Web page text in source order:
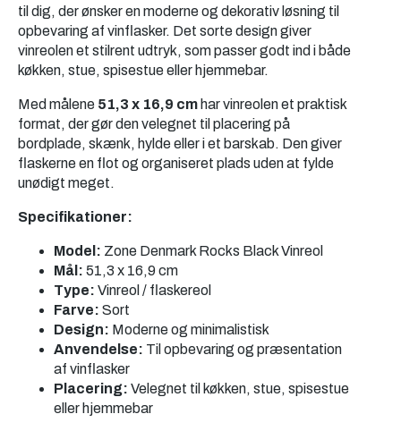
til dig, der ønsker en moderne og dekorativ løsning til
opbevaring af vinflasker. Det sorte design giver
vinreolen et stilrent udtryk, som passer godt ind i både
køkken, stue, spisestue eller hjemmebar.
Med målene 51,3 x 16,9 cm har vinreolen et praktisk
format, der gør den velegnet til placering på
bordplade, skænk, hylde eller i et barskab. Den giver
flaskerne en flot og organiseret plads uden at fylde
unødigt meget.
Specifikationer:
Model: Zone Denmark Rocks Black Vinreol
Mål: 51,3 x 16,9 cm
Type: Vinreol / flaskereol
Farve: Sort
Design: Moderne og minimalistisk
Anvendelse: Til opbevaring og præsentation
af vinflasker
Placering: Velegnet til køkken, stue, spisestue
eller hjemmebar